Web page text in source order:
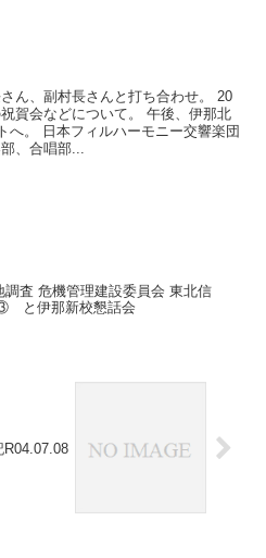
ん、副村長さんと打ち合わせ。 20
賀会などについて。 午後、伊那北
へ。 日本フィルハーモニー交響楽団
、合唱部...
調査 危機管理建設委員会 東北信
と伊那新校懇話会
R04.07.08